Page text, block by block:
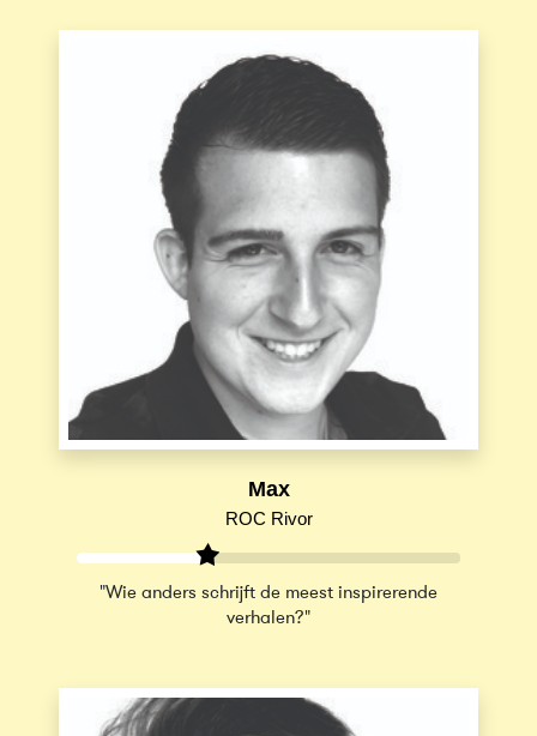
Max
ROC Rivor
"Wie anders schrijft de meest inspirerende
verhalen?"